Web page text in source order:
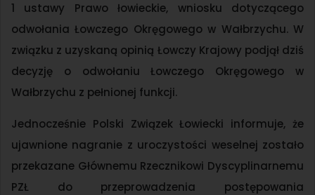
1 ustawy Prawo łowieckie, wniosku dotyczącego
odwołania Łowczego Okręgowego w Wałbrzychu. W
związku z uzyskaną opinią Łowczy Krajowy podjął dziś
decyzję o odwołaniu Łowczego Okręgowego w
Wałbrzychu z pełnionej funkcji.
Jednocześnie Polski Związek Łowiecki informuje, że
ujawnione nagranie z uroczystości weselnej zostało
przekazane Głównemu Rzecznikowi Dyscyplinarnemu
PZŁ do przeprowadzenia postępowania